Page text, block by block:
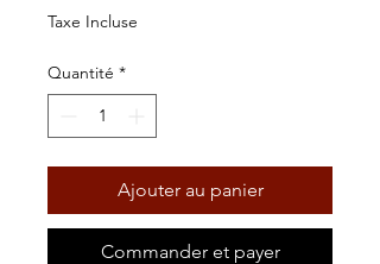
Taxe Incluse
Quantité *
Ajouter au panier
Commander et payer